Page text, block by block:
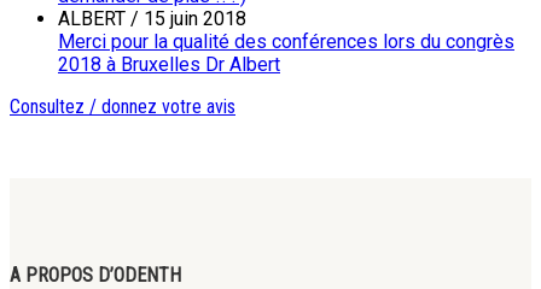
ALBERT / 15 juin 2018
Merci pour la qualité des conférences lors du congrès
2018 à Bruxelles Dr Albert
Consultez / donnez votre avis
A PROPOS D’ODENTH